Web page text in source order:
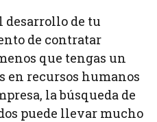
desarrollo de tu
de contratar
que tengas un
en recursos humanos
la búsqueda de
puede llevar mucho